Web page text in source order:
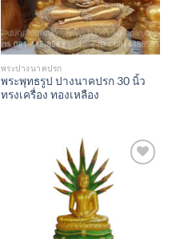
พระปางนาคปรก
พระพุทธรูป ปางนาคปรก 30 นิ้ว
ทรงเครื่อง ทองเหลือง